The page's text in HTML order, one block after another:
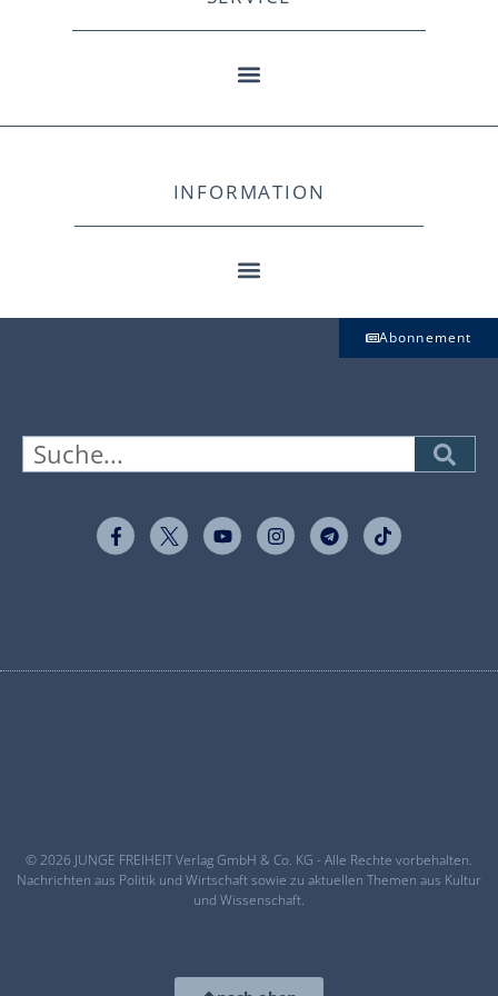
INFORMATION
Abonnement
© 2026 JUNGE FREIHEIT Verlag GmbH & Co. KG - Alle Rechte vorbehalten.
Nachrichten aus Politik und Wirtschaft sowie zu aktuellen Themen aus Kultur
und Wissenschaft.